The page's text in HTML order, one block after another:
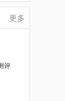
更多
评